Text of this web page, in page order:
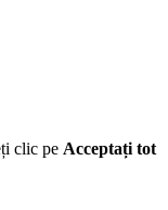
clic pe Acceptați tot